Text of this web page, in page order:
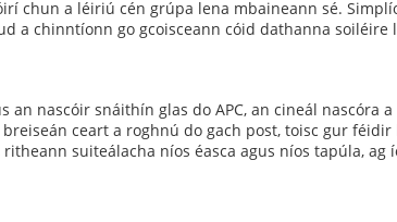
chun a léiriú cén grúpa lena mbaineann sé.
a chinntíonn go gcoisceann cóid dathanna
nascóir snáithín glas do APC, an cineál nascóra
ceart a roghnú do gach post, toisc gur
suiteálacha níos éasca agus níos tapúla, ag